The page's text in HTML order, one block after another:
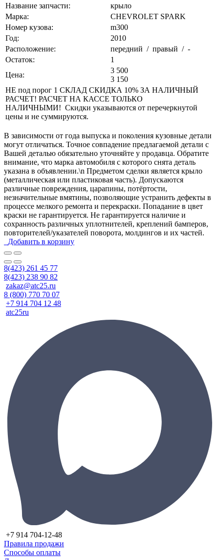
Название запчасти:
крыло
Марка:
CHEVROLET SPARK
Номер кузова:
m300
Год:
2010
Расположение:
передний / правый / -
Остаток:
1
Цена:
3 500
3 150
НЕ под порог 1 СКЛАД СКИДКА 10% ЗА НАЛИЧНЫЙ
РАСЧЕТ! РАСЧЕТ НА КАССЕ ТОЛЬКО
НАЛИЧНЫМИ! Скидки указываются от перечеркнутой
цены и не суммируются.
В зависимости от года выпуска и поколения кузовные детали
могут отличаться. Точное совпадение предлагаемой детали с
Вашей деталью обязательно уточняйте у продавца. Обратите
внимание, что марка автомобиля с которого снята деталь
указана в объявлении.\n Предметом сделки является крыло
(металлическая или пластиковая часть). Допускаются
различные повреждения, царапины, потёртости,
незначительные вмятины, позволяющие устранить дефекты в
процессе мелкого ремонта и перекраски. Попадание в цвет
краски не гарантируется. Не гарантируется наличие и
сохранность различных уплотнителей, креплений бамперов,
повторителей/указателей поворота, молдингов и их частей.
Добавить в корзину
8(423) 261 45 77
8(423) 238 90 82
zakaz@atc25.ru
8 (800) 770 70 07
+7 914 704 12 48
atc25ru
+7 914 704-12-48
Правила продажи
Способы оплаты